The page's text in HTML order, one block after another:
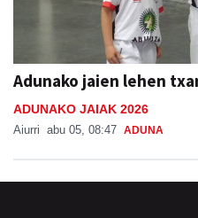
Adunako jaien lehen
ADUNAKO JAIAK 2026
Aiurri abu 05, 08:47 ADUNA